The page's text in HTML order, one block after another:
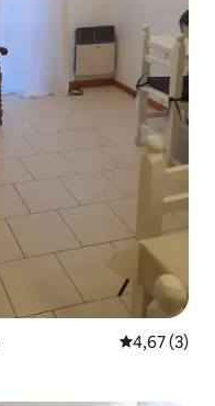
Évaluation
4,67 (3)